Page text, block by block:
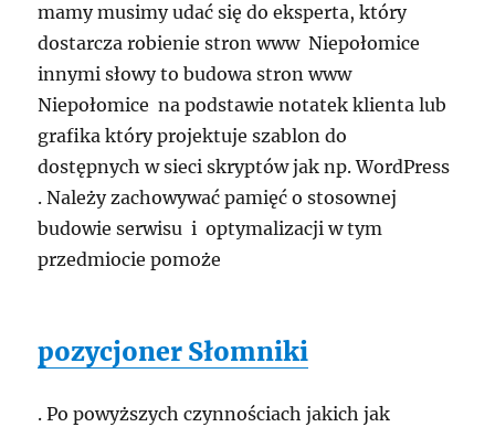
mamy musimy udać się do eksperta, który
dostarcza robienie stron www Niepołomice
innymi słowy to budowa stron www
Niepołomice na podstawie notatek klienta lub
grafika który projektuje szablon do
dostępnych w sieci skryptów jak np. WordPress
. Należy zachowywać pamięć o stosownej
budowie serwisu i optymalizacji w tym
przedmiocie pomoże
pozycjoner Słomniki
. Po powyższych czynnościach jakich jak